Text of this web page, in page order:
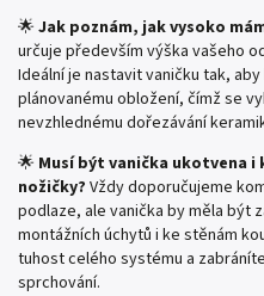
🌟 Jak poznám, jak vysoko
určuje především výška vašeho
Ideální je nastavit vaničku tak,
plánovanému obložení, čímž se
nevzhlednému dořezávání
🌟 Musí být vanička ukotvena
nožičky? Vždy doporučujeme
podlaze, ale vanička by měla být
montážních úchytů i ke stěnám
tuhost celého systému a
sprchování.